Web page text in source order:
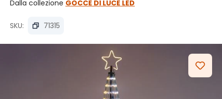
Dalla collezione GOCCE DI LUCE LED
SKU: 71315